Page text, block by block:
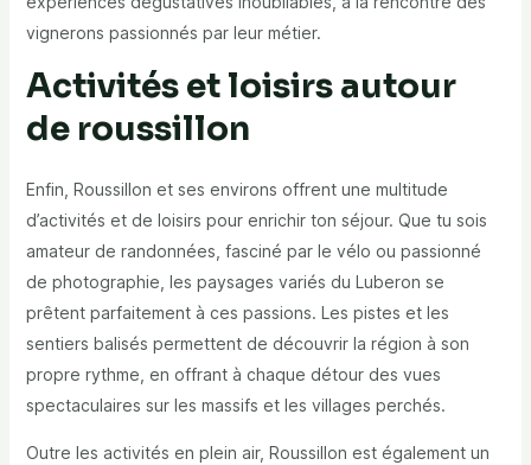
vignerons passionnés par leur métier.
Activités et loisirs autour
de roussillon
Enfin, Roussillon et ses environs offrent une multitude
d’activités et de loisirs pour enrichir ton séjour. Que tu sois
amateur de randonnées, fasciné par le vélo ou passionné
de photographie, les paysages variés du Luberon se
prêtent parfaitement à ces passions. Les pistes et les
sentiers balisés permettent de découvrir la région à son
propre rythme, en offrant à chaque détour des vues
spectaculaires sur les massifs et les villages perchés.
Outre les activités en plein air, Roussillon est également un